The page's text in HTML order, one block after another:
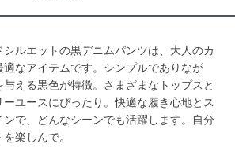
ルエットの黒デニムパンツは、大人のカ
なアイテムです。シンプルでありなが
える黒色が特徴。さまざまなトップスと
ユースにぴったり。快適な履き心地とス
ンで、どんなシーンでも活躍します。自分
楽しんで。